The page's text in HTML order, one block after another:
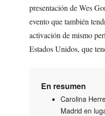
presentación de Wes
evento que también
activación de mismo
Estados Unidos, que
En resumen
Carolina
Madrid en